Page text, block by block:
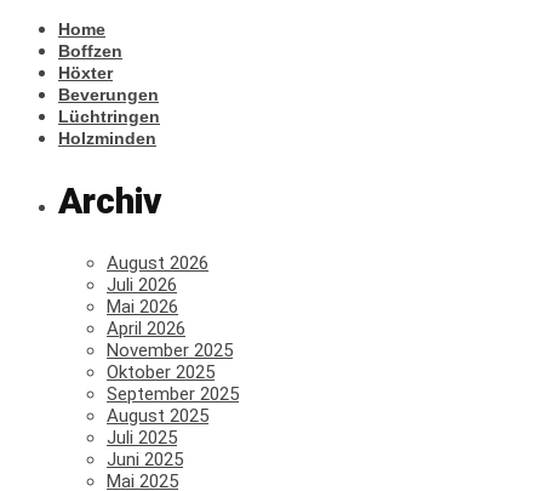
Home
Boffzen
Höxter
Beverungen
Lüchtringen
Holzminden
Archiv
August 2026
Juli 2026
Mai 2026
April 2026
November 2025
Oktober 2025
September 2025
August 2025
Juli 2025
Juni 2025
Mai 2025